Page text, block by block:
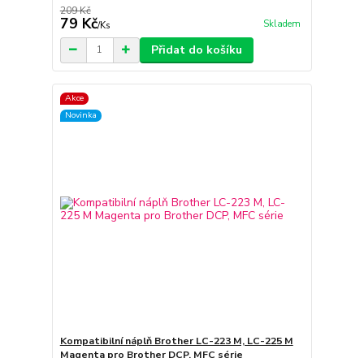
209 Kč
79 Kč/Ks Skladem
Přidat do košíku
Akce
Novinka
Kompatibilní náplň Brother LC-223 M, LC-225 M
Magenta pro Brother DCP, MFC série